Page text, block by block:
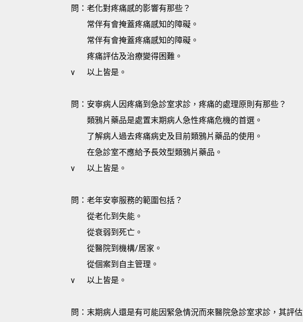
問：老化對疼痛感的影響有那些？
常伴有會掩蓋疼痛感知的障礙。
常伴有會掩蓋疼痛感知的障礙。
疼痛評估及治療變得困難。
v
以上皆是。
問：安寧病人因疼痛到急診室求診，疼痛的處理原則有那些？
類鴉片藥品是處置末期病人急性疼痛危機的首選。
了解病人過去疼痛病史及目前類鴉片藥品的使用。
在急診室不應給予長效型類鴉片藥品。
v
以上皆是。
問：老年安寧服務的範圍包括？
從老化到失能。
從衰弱到死亡。
從醫院到機構/居家。
從個案到自主管理。
v
以上皆是。
問：末期病人還是有可能因緊急情況而來醫院急診室求診，其評